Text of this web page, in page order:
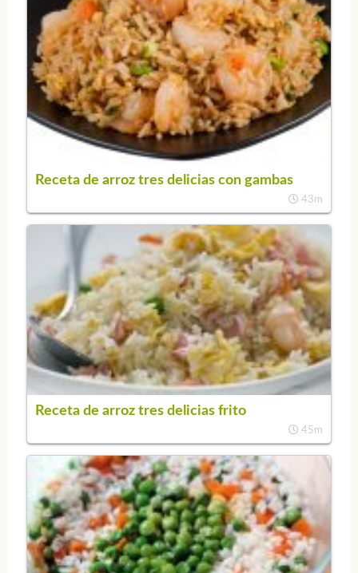
Receta de arroz tres delicias con gambas
43m
Receta de arroz tres delicias frito
45m